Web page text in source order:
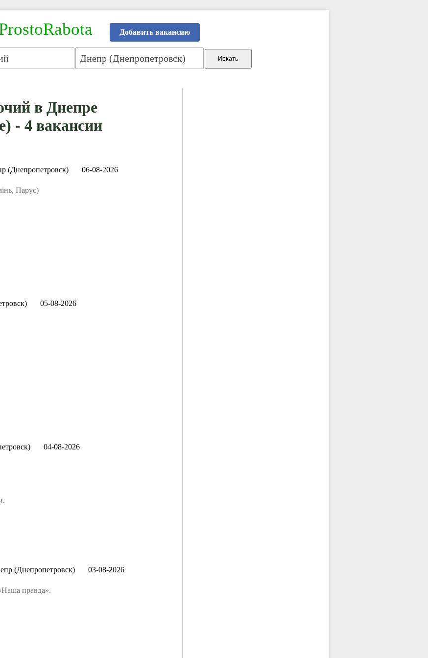
Добавить вакансию
в Днепре
- 4 вакансии
(Днепропетровск)
06-08-2026
Парус)
05-08-2026
04-08-2026
(Днепропетровск)
03-08-2026
правда».